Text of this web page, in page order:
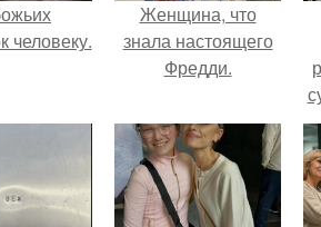
человеку.
Женщина, что
знала настоящего
Фредди.